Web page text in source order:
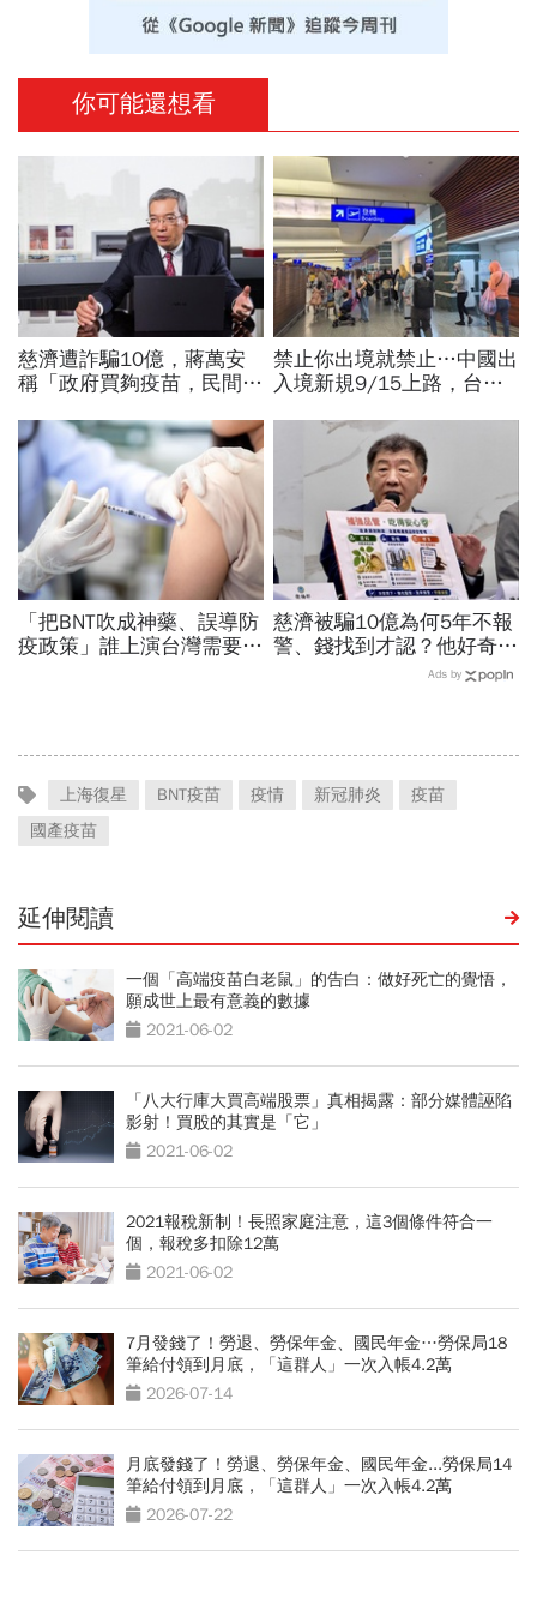
你可能還想看
慈濟遭詐騙10億，蔣萬安
稱「政府買夠疫苗，民間就
話說得不夠公道
禁止你出境就禁止…中國出
入境新規9/15上路，台灣
職業特別注意：前例在這
「把BNT吹成神藥、誤導防
疫政策」誰上演台灣需要中
慈濟被騙10億為何5年不報
警、錢找到才認？他好奇：
當年財報怎麼編…陳時中背
Ads by
上海復星 BNT疫苗 疫情 新冠肺炎
疫苗
國產疫苗
延伸閱讀
一個「高端疫苗白老鼠」的告白：做好死亡的覺悟，
願成世上最有意義的數據
2021-06-02
「八大行庫大買高端股票」真相揭露：部分媒體誣陷
影射！買股的其實是「它」
2021-06-02
2021報稅新制！長照家庭注意，這3個條件符合一
個，報稅多扣除12萬
2021-06-02
7月發錢了！勞退、勞保年金、國民年金…勞保局18
筆給付領到月底，「這群人」一次入帳4.2萬
2026-07-14
月底發錢了！勞退、勞保年金、國民年金...勞保局14
筆給付領到月底，「這群人」一次入帳4.2萬
2026-07-22